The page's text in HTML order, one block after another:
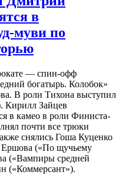
в
муви по
— спин-офф
богатырь. Колобок»
В роли Тихона выступил
Кирилл Зайцев
в камео в роли Финиста-
почти все трюки
снялись Гоша Куценко
(«По щучьему
(«Вампиры средней
(«Коммерсант»).